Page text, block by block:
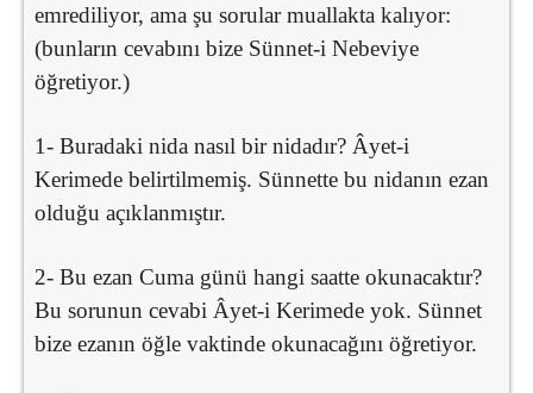
emrediliyor, ama şu sorular muallakta kalıyor:
(bunların cevabını bize Sünnet-i Nebeviye
öğretiyor.)
1- Buradaki nida nasıl bir nidadır? Âyet-i
Kerimede belirtilmemiş. Sünnette bu nidanın ezan
olduğu açıklanmıştır.
2- Bu ezan Cuma günü hangi saatte okunacaktır?
Bu sorunun cevabi Âyet-i Kerimede yok. Sünnet
bize ezanın öğle vaktinde okunacağını öğretiyor.